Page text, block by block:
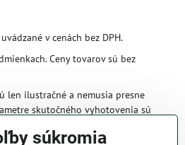
v cenách bez DPH.
Ceny tovarov sú bez
len ilustračné a nemusia presne
skutočného vyhotovenia sú
súkromia